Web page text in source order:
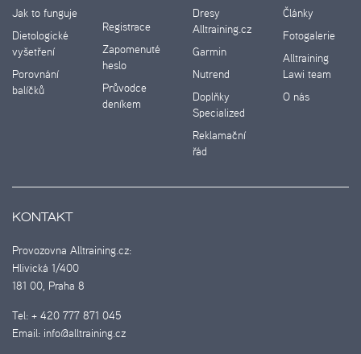
Jak to funguje
Dietologické
vyšetření
Porovnání
balíčků
Registrace
Zapomenuté
heslo
Průvodce
deníkem
Dresy
Alltraining.cz
Garmin
Nutrend
Doplňky
Specialized
Reklamační
řád
Články
Fotogalerie
Alltraining
Lawi team
O nás
KONTAKT
Provozovna Alltraining.cz:
Hlivická 1/400
181 00, Praha 8
Tel: + 420 777 871 045
Email: info@alltraining.cz